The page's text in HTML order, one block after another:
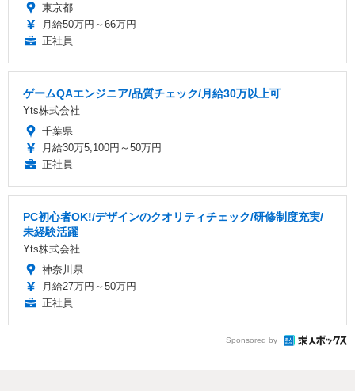
東京都
月給50万円～66万円
正社員
ゲームQAエンジニア/品質チェック/月給30万以上可
Yts株式会社
千葉県
月給30万5,100円～50万円
正社員
PC初心者OK!/デザインのクオリティチェック/研修制度充実/
未経験活躍
Yts株式会社
神奈川県
月給27万円～50万円
正社員
Sponsored by